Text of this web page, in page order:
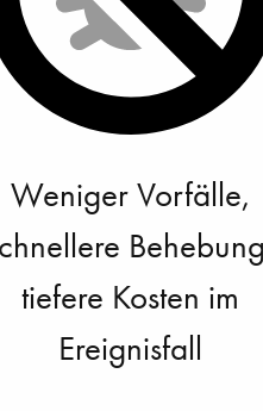
Weniger Vorfälle,
tiefere Kosten im
Ereignisfall